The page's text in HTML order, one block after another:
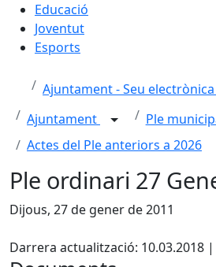
Educació
Joventut
Esports
Ajuntament - Seu electrònica
Ajuntament
Ple
Actes del Ple anteriors a 2026
Ple ordinari 27
Dijous, 27 de gener de 2011
Darrera actualització: 10.03.2018 |